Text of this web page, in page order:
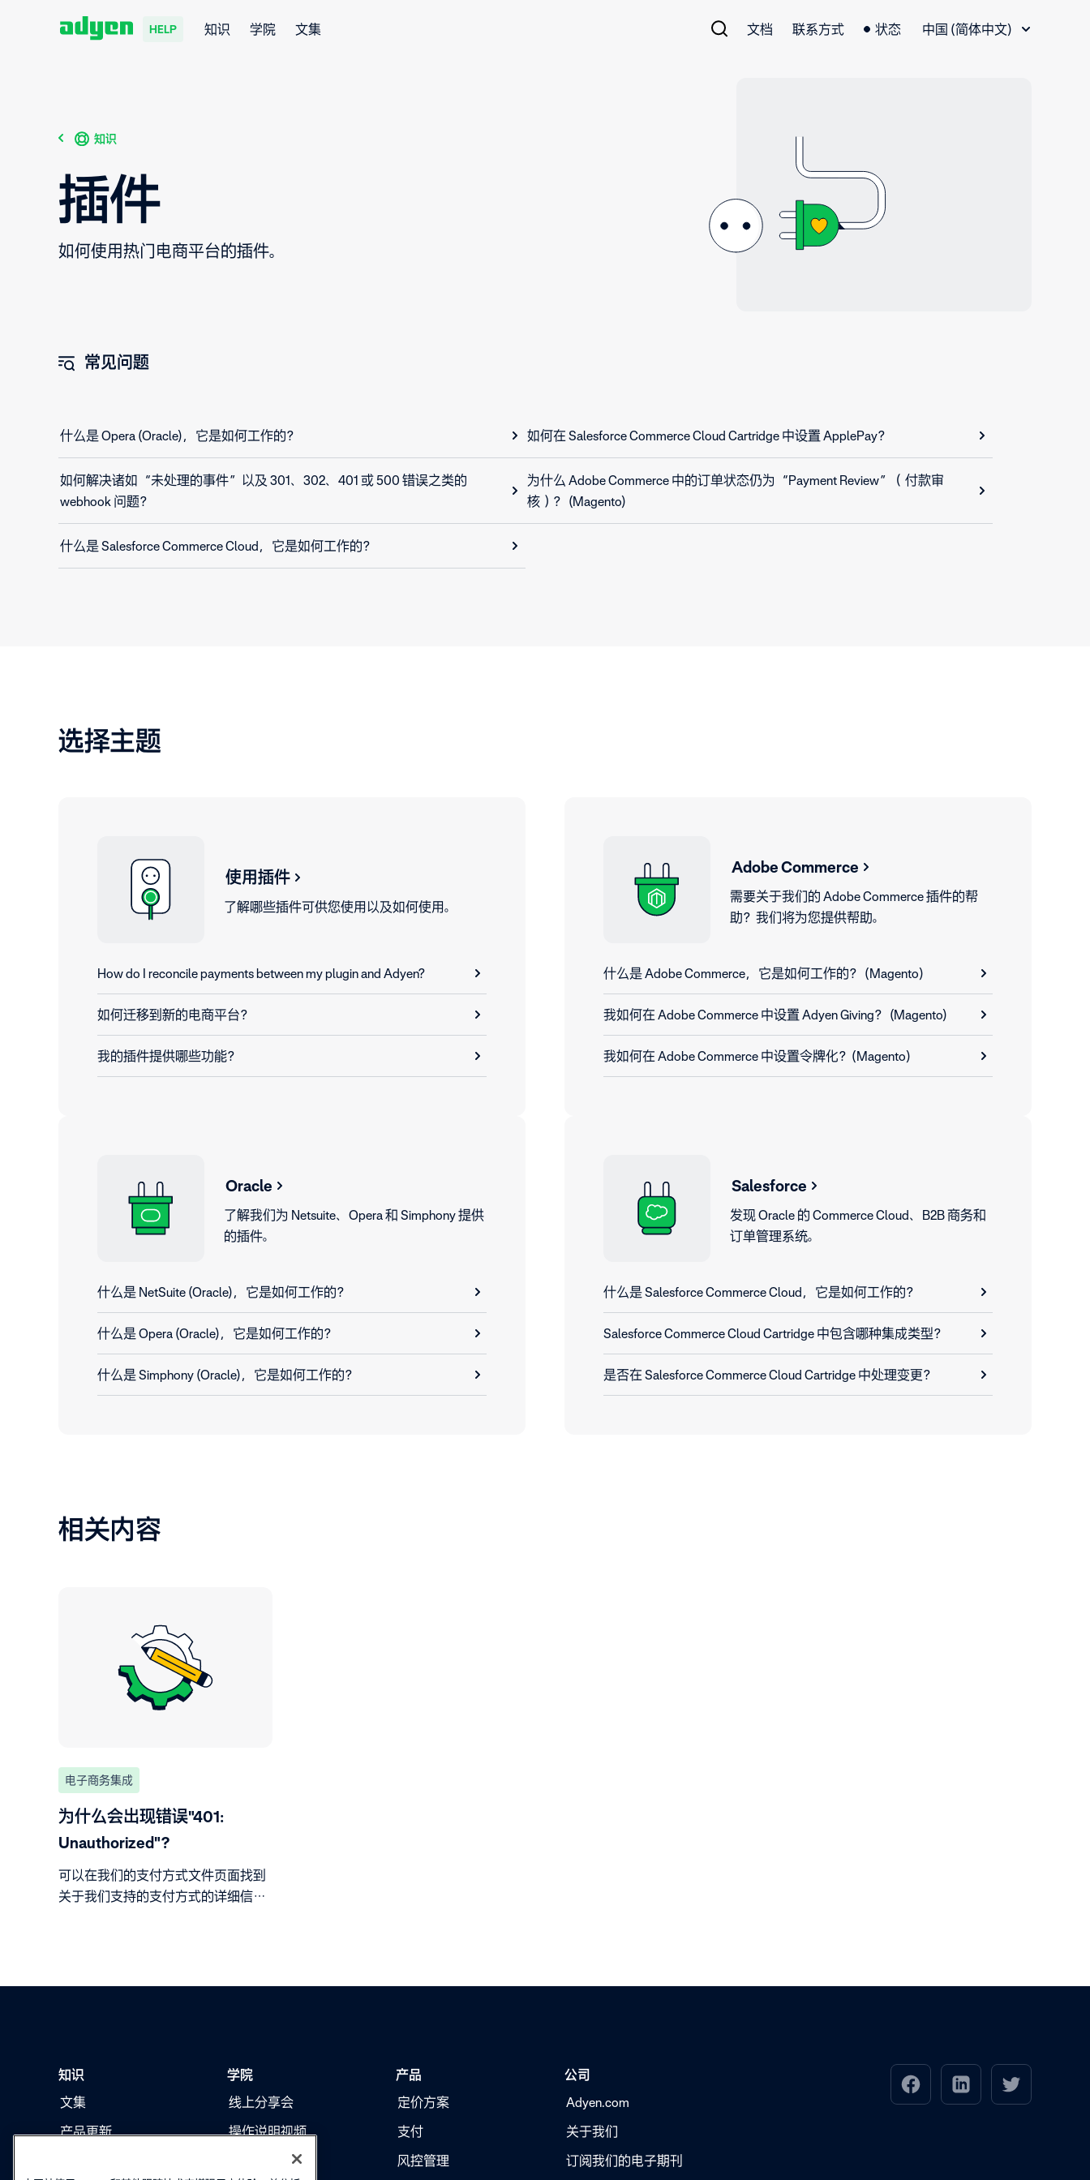
HELP 知识 学院 文集 文档 联系方式 状态
中国 (简体中文)
知识
插件
如何使用热门电商平台的插件。
常见问题
什么是 Opera (Oracle)，它是如何工作的？ 如何在 Salesforce Commerce Cloud Cartridge 中设置 ApplePay？
如何解决诸如“未处理的事件”以及 301、302、401 或 500 错误之类的
webhook 问题？
为什么 Adobe Commerce 中的订单状态仍为“Payment Review”（付款审
核）？ (Magento)
什么是 Salesforce Commerce Cloud，它是如何工作的？
选择主题
使用插件
了解哪些插件可供您使用以及如何使用。
How do I reconcile payments between my plugin and Adyen?
如何迁移到新的电商平台？
我的插件提供哪些功能？
Adobe Commerce
需要关于我们的 Adobe Commerce 插件的帮
助？我们将为您提供帮助。
什么是 Adobe Commerce，它是如何工作的？ (Magento)
我如何在 Adobe Commerce 中设置 Adyen Giving？ (Magento)
我如何在 Adobe Commerce 中设置令牌化？(Magento)
Oracle
了解我们为 Netsuite、Opera 和 Simphony 提供
的插件。
什么是 NetSuite (Oracle)，它是如何工作的？
什么是 Opera (Oracle)，它是如何工作的？
什么是 Simphony (Oracle)，它是如何工作的？
Salesforce
发现 Oracle 的 Commerce Cloud、B2B 商务和
订单管理系统。
什么是 Salesforce Commerce Cloud，它是如何工作的？
Salesforce Commerce Cloud Cartridge 中包含哪种集成类型？
是否在 Salesforce Commerce Cloud Cartridge 中处理变更？
相关内容
电子商务集成
为什么会出现错误"401:
Unauthorized"？
可以在我们的支付方式文件页面找到
关于我们支持的支付方式的详细信
知识
文集
产品更新
学院
线上分享会
操作说明视频
产品
定价方案
支付
风控管理
公司
Adyen.com
关于我们
订阅我们的电子期刊